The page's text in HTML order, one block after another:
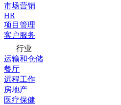
市场营销
HR
项目管理
客户服务
行业
运输和仓储
餐厅
远程工作
房地产
医疗保健